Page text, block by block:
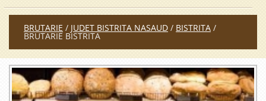
BRUTARIE / JUDET BISTRITA NASAUD / BISTRITA /
BRUTARIE BISTRITA